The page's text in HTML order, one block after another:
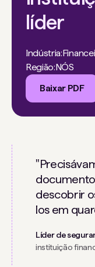
líder
Indústria:
Região:NÓS
Baixar PDF
descobrir
los em
Líder de
instituição